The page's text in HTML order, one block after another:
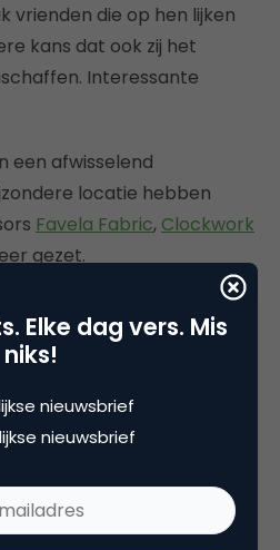
vrienden die op hen lijken
kans dat ook zij het
Interessante
een afwisselend
locatie hebben
Favela Fabric, Clockwork
gezet.
Elke dag vers. Mis
niks!
nieuwsbrief
nieuwsbrief